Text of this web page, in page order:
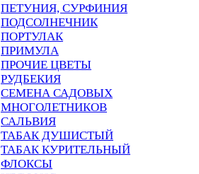
ПЕТУНИЯ, СУРФИНИЯ
ПОДСОЛНЕЧНИК
ПОРТУЛАК
ПРИМУЛА
ПРОЧИЕ ЦВЕТЫ
РУДБЕКИЯ
СЕМЕНА САДОВЫХ
МНОГОЛЕТНИКОВ
САЛЬВИЯ
ТАБАК ДУШИСТЫЙ
ТАБАК КУРИТЕЛЬНЫЙ
ФЛОКСЫ